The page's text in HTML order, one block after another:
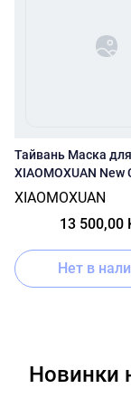
Тайвань Маска
XIAOMOXUAN New
550 мл
XIAOMOXUAN
13 500,00
Нет в